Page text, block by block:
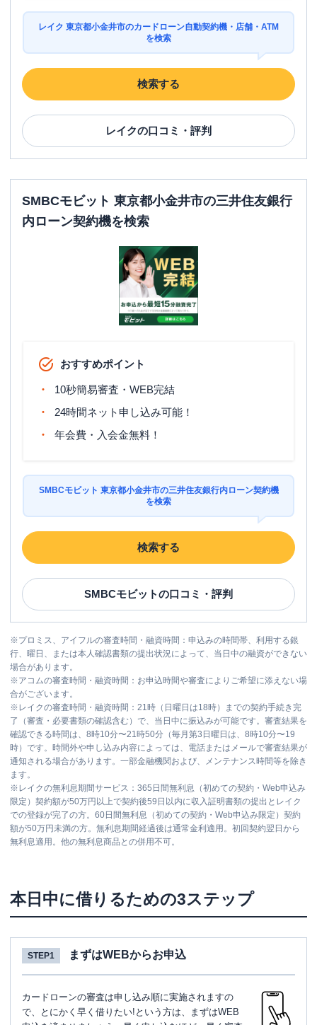
レイク 東京都小金井市のカードローン自動契約機・店舗・ATM
を検索
検索する
レイクの口コミ・評判
SMBCモビット 東京都小金井市の三井住友銀行
内ローン契約機を検索
おすすめポイント
10秒簡易審査・WEB完結
24時間ネット申し込み可能！
年会費・入会金無料！
SMBCモビット 東京都小金井市の三井住友銀行内ローン契約機
を検索
検索する
SMBCモビットの口コミ・評判
※プロミス、アイフルの審査時間・融資時間：申込みの時間帯、利用する銀
行、曜日、または本人確認書類の提出状況によって、当日中の融資ができない
場合があります。
※アコムの審査時間・融資時間：お申込時間や審査によりご希望に添えない場
合がございます。
※ レイクの審査時間・融資時間：21時（日曜日は18時）までの契約手続き完
了（審査・必要書類の確認含む）で、当日中に振込みが可能です。審査結果を
確認できる時間は、8時10分〜21時50分（毎月第3日曜日は、8時10分〜19
時）です。時間外や申し込み内容によっては、電話またはメールで審査結果が
通知される場合があります。一部金融機関および、メンテナンス時間等を除き
ます。
※ レイクの無利息期間サービス：365日間無利息（初めての契約・Web申込み
限定）契約額が50万円以上で契約後59日以内に収入証明書類の提出とレイク
での登録が完了の方。60日間無利息（初めての契約・Web申込み限定）契約
額が50万円未満の方。無利息期間経過後は通常金利適用。初回契約翌日から
無利息適用。他の無利息商品との併用不可。
本日中に借りるための3ステップ
STEP1 まずはWEBからお申込
カードローンの審査は申し込み順に実施されますの
で、とにかく早く借りたい!という方は、まずはWEB